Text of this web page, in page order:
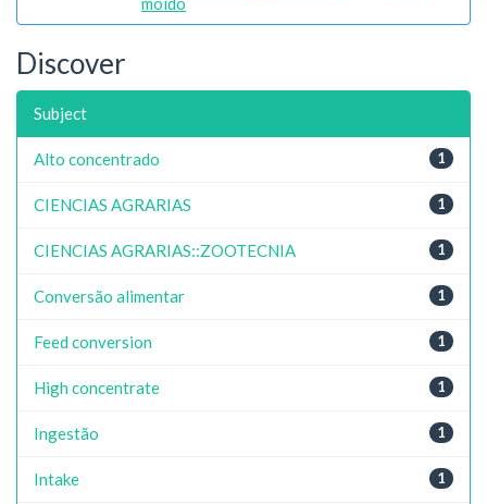
Discover
Subject
1
Alto concentrado
1
CIENCIAS AGRARIAS
1
CIENCIAS AGRARIAS::ZOOTECNIA
1
Conversão alimentar
1
Feed conversion
1
High concentrate
1
Ingestão
1
Intake